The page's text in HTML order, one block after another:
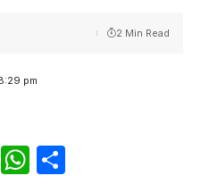
pm
2 Min Read
EmailWhatsApp